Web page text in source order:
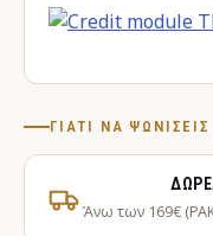
ΓΙΑΤΊ ΝΑ
Άνω των 169€